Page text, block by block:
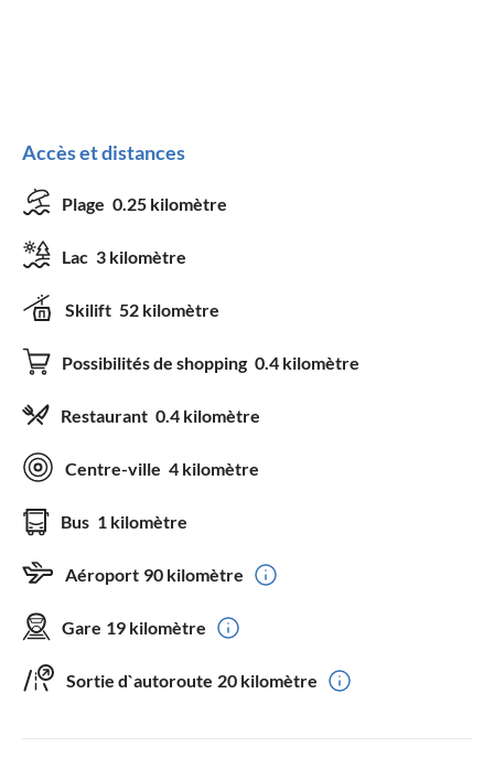
Accès et distances
Plage 0.25 kilomètre
Lac 3 kilomètre
Skilift 52 kilomètre
Possibilités de shopping 0.4 kilomètre
Restaurant 0.4 kilomètre
Centre-ville 4 kilomètre
Bus 1 kilomètre
Aéroport 90 kilomètre
Gare 19 kilomètre
Sortie d`autoroute 20 kilomètre